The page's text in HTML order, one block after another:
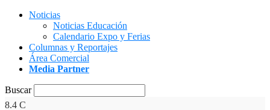
Noticias
Noticias Educación
Calendario Expo y Ferias
Columnas y Reportajes
Área Comercial
Media Partner
Buscar
8.4 C